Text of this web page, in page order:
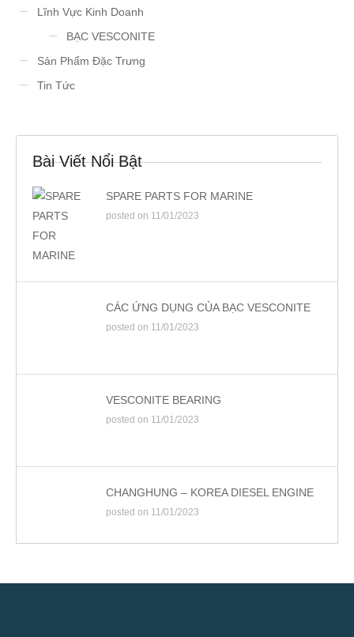
Lĩnh Vực Kinh Doanh
BẠC VESCONITE
Sản Phẩm Đặc Trưng
Tin Tức
Bài Viết Nổi Bật
SPARE PARTS FOR MARINE
posted on 11/01/2023
CÁC ỨNG DỤNG CỦA BẠC VESCONITE
posted on 11/01/2023
VESCONITE BEARING
posted on 11/01/2023
CHANGHUNG – KOREA DIESEL ENGINE
posted on 11/01/2023